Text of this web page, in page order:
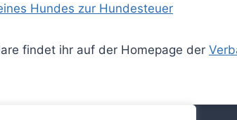
Hundes zur Hundesteuer
findet ihr auf der Homepage der